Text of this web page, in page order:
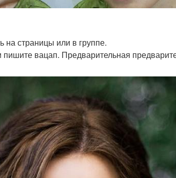
на страницы или в группе.
вацап. Предварительная